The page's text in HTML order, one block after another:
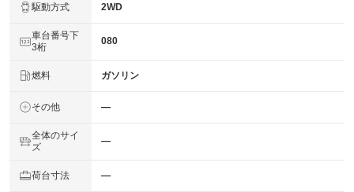
駆動方式 2WD
車台番号下
3桁
080
燃料 ガソリン
その他 ―
全体のサイ
ズ
―
荷台寸法 ―